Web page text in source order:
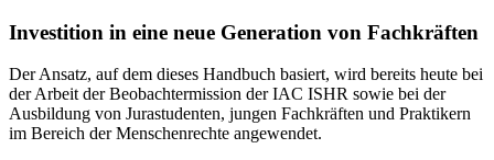
Investition in eine neue Generation von Fachkräften
Der Ansatz, auf dem dieses Handbuch basiert, wird bereits heute bei
der Arbeit der Beobachtermission der IAC ISHR sowie bei der
Ausbildung von Jurastudenten, jungen Fachkräften und Praktikern
im Bereich der Menschenrechte angewendet.